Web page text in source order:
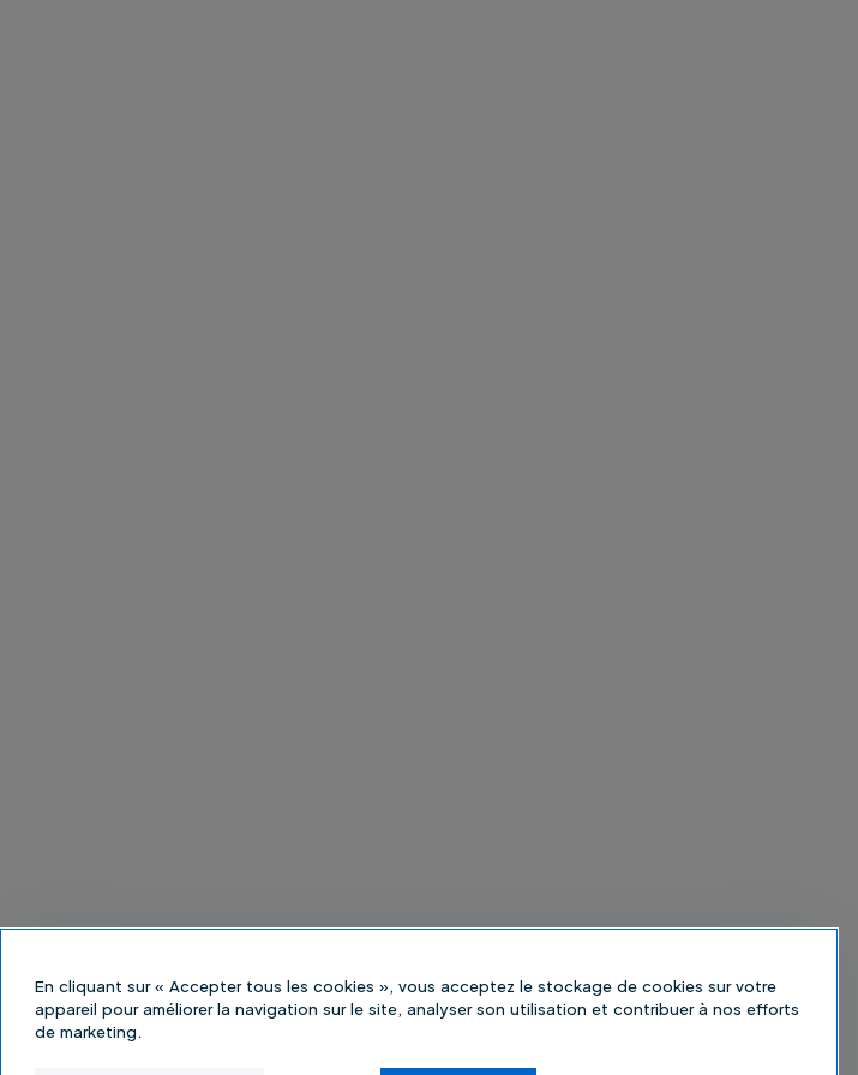
En cliquant sur « Accepter tous les cookies », vous acceptez le stockage de cookies sur votre
appareil pour améliorer la navigation sur le site, analyser son utilisation et contribuer à nos efforts
de marketing.